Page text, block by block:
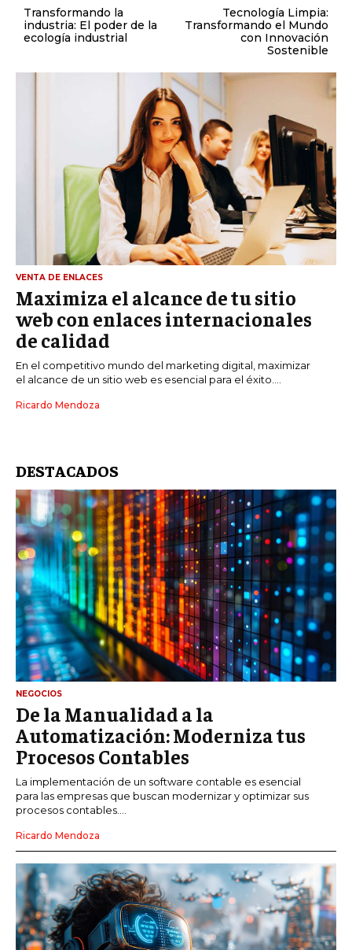
ÉTICA EMPRESARIAL Y RESPONSABILIDAD
SOCIAL
Últimas entradas
Ricardo Mendoza
Soy Ricardo Mendoza, periodista de negocios e
innovación, con amplia trayectoria. Desde hace
más de diez años, colaboro en un reconocido
portal de noticias, abarcando desde noticias
corporativas hasta tendencias innovadoras. Creo firmemente en
el periodismo como motor de cambio, manteniendo a la
sociedad actualizada y proactiva.
Aparece en periódicos digitales y domina los buscadores,
Infórmate aquí.
Transformando la
industria: El poder de la
ecología industrial
Tecnología Limpia:
Transformando el Mundo
con Innovación
Sostenible
VENTA DE ENLACES
Maximiza el alcance de tu sitio
web con enlaces internacionales
de calidad
En el competitivo mundo del marketing digital, maximizar
el alcance de un sitio web es esencial para el éxito....
Ricardo Mendoza
DESTACADOS
NEGOCIOS
De la Manualidad a la
Automatización: Moderniza tus
Procesos Contables
La implementación de un software contable es esencial
para las empresas que buscan modernizar y optimizar sus
procesos contables....
Ricardo Mendoza